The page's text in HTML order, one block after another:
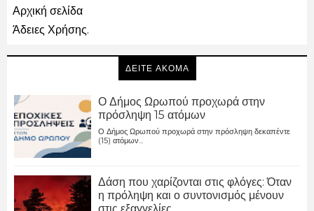
Αρχική σελίδα
Άδειες Χρήσης.
ΔΕΙΤΕ ΑΚΟΜΑ
Ο Δήμος Ωρωπού προχωρά στην
πρόσληψη 15 ατόμων
Ο Δήμος Ωρωπού προχωρά στην πρόσληψη δεκαπέντε
(15) ατόμων...
Δάση που χαρίζονται στις φλόγες: Όταν
η πρόληψη και ο συντονισμός μένουν